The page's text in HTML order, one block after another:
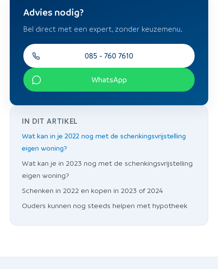
IN DIT ARTIKEL
Wat kan in je 2022 nog met de schenkingsvrijstelling
eigen woning?
Wat kan je in 2023 nog met de schenkingsvrijstelling
eigen woning?
Schenken in 2022 en kopen in 2023 of 2024
Ouders kunnen nog steeds helpen met hypotheek
Advies nodig?
Bel direct met een expert, zonder keuzemenu.
085 - 760 7610
WhatsApp